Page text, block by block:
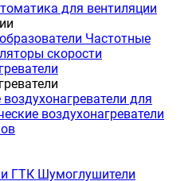
для вентиляции
Частотные
скорости
для
воздухонагреватели
ГТК Шумоглушители